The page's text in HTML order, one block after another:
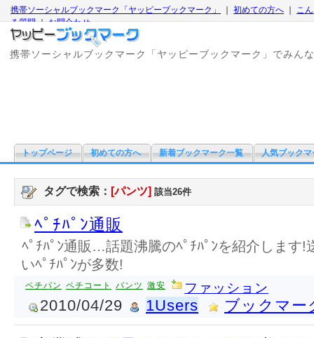
携帯ソーシャルブックマーク「ヤッピーブックマーク」 初めての方へ
こ
る質問｜お問合わせ
携帯ソーシャルブックマーク「ヤッピーブックマーク」でみん
トップページ 初めての方へ 新着ブックマーク一覧 人気ブックマ
タグで検索： [パンツ] 該当26件
ﾍﾟﾁﾊﾟﾝ通販
ﾍﾟﾁﾊﾟﾝ通販…話題沸騰のﾍﾟﾁﾊﾟﾝを紹介します!
いﾍﾟﾁﾊﾟﾝが多数!
ペチパン ペチコート パンツ 激安 ファッション
2010/04/29 1Users ブックマー